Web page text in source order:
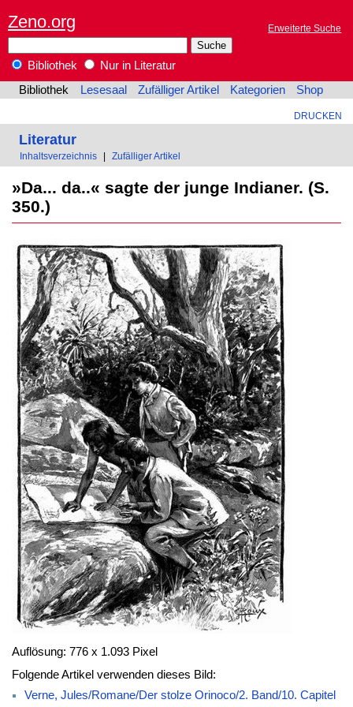
Zeno.org Erweiterte Suche
Bibliothek
Nur in Literatur
Bibliothek
Lesesaal Zufälliger Artikel Kategorien Shop
DRUCKEN
Literatur
Inhaltsverzeichnis Zufälliger Artikel
»Da... da..« sagte der junge Indianer. (S.
350.)
Auflösung: 776 x 1.093 Pixel
Folgende Artikel verwenden dieses Bild:
Verne, Jules/Romane/Der stolze Orinoco/2. Band/10. Capitel